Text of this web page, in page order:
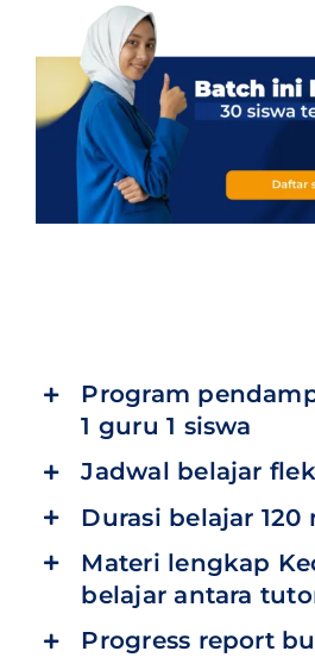
Program
1 guru 1 siswa
Jadwal belajar
Durasi belajar 120
Materi lengkap
belajar antara
Progress report